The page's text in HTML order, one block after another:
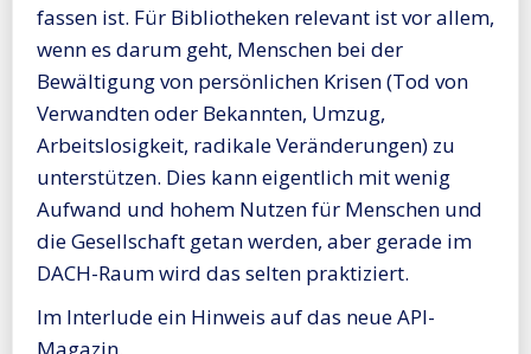
fassen ist. Für Bibliotheken relevant ist vor allem,
wenn es darum geht, Menschen bei der
Bewältigung von persönlichen Krisen (Tod von
Verwandten oder Bekannten, Umzug,
Arbeitslosigkeit, radikale Veränderungen) zu
unterstützen. Dies kann eigentlich mit wenig
Aufwand und hohem Nutzen für Menschen und
die Gesellschaft getan werden, aber gerade im
DACH-Raum wird das selten praktiziert.
Im Interlude ein Hinweis auf das neue API-
Magazin.